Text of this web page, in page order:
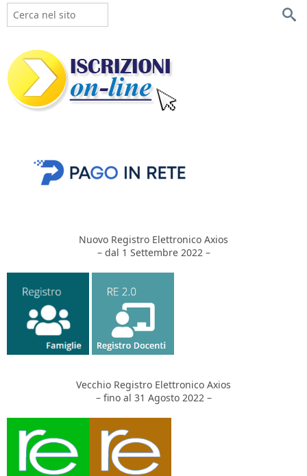
Nuovo Registro Elettronico Axios
– dal 1 Settembre 2022 –
Vecchio Registro Elettronico Axios
– fino al 31 Agosto 2022 –